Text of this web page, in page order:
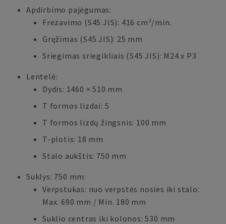
Apdirbimo pajėgumas:
Frezavimo (S45 JIS): 416 cm³/min.
Gręžimas (S45 JIS): 25 mm
Sriegimas sriegikliais (S45 JIS): M24 x P3
Lentelė:
Dydis: 1460 × 510 mm
T formos lizdai: 5
T formos lizdų žingsnis: 100 mm
T-plotis: 18 mm
Stalo aukštis: 750 mm
Suklys: 750 mm:
Verpstukas: nuo verpstės nosies iki stalo:
Max. 690 mm / Min. 180 mm
Suklio centras iki kolonos: 530 mm